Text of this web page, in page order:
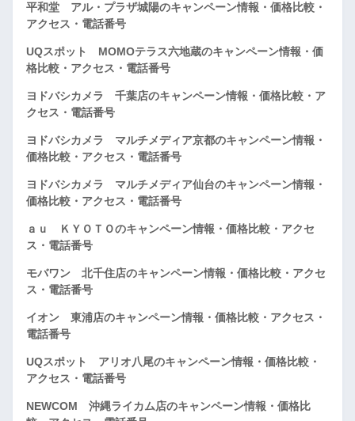
平和堂 アル・プラザ城陽のキャンペーン情報・価格比較・
アクセス・電話番号
UQスポット MOMOテラス六地蔵のキャンペーン情報・価
格比較・アクセス・電話番号
ヨドバシカメラ 千葉店のキャンペーン情報・価格比較・ア
クセス・電話番号
ヨドバシカメラ マルチメディア京都のキャンペーン情報・
価格比較・アクセス・電話番号
ヨドバシカメラ マルチメディア仙台のキャンペーン情報・
価格比較・アクセス・電話番号
ａｕ ＫＹＯＴＯのキャンペーン情報・価格比較・アクセ
ス・電話番号
モバワン 北千住店のキャンペーン情報・価格比較・アクセ
ス・電話番号
イオン 東浦店のキャンペーン情報・価格比較・アクセス・
電話番号
UQスポット アリオ八尾のキャンペーン情報・価格比較・
アクセス・電話番号
NEWCOM 沖縄ライカム店のキャンペーン情報・価格比